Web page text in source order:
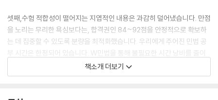
셋째,수험 적합성이 떨어지는 지엽적인 내용은 과감히 덜어냈습니다. 만점
을 노리는 무리한 욕심보다는, 합격권인 84~92점을 안정적으로 확보하
는 데 집중할 수 있도록 분량을 최적화했습니다. 우리에게 주어진 민법 공
부 시간은 한정되어 있습니다. W민법을 통해 불필요한 시간 낭비를 줄이
고, 확보된 귀중한 시간을 다른 과목에 투자하여 전체 평균 점수를 끌어올
리는 전략이야말로 합격으로 가는 지름길이라는 점을 절대 잊지 말아주시
책소개 더보기